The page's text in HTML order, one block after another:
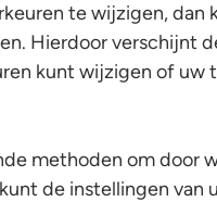
te wijzigen, dan
Hierdoor verschijnt
kunt wijzigen of uw
methoden om door
de instellingen van